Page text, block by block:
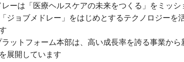
ーは「医療ヘルスケアの未来をつくる」をミッ
ジョブメドレー」をはじめとするテクノロジーを
ットフォーム本部は、高い成長率を誇る事業か
展開しています